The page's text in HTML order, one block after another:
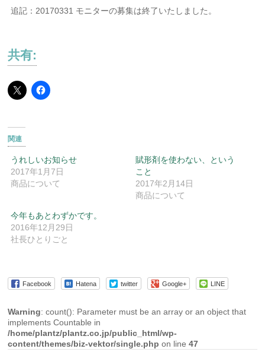
追記：20170331 モニターの募集は終了いたしました。
共有:
関連
うれしいお知らせ
2017年1月7日
商品について
賦形剤を使わない、という
こと
2017年2月14日
商品について
今年もあとわずかです。
2016年12月29日
社長ひとりごと
Facebook Hatena twitter Google+ LINE
Warning: count(): Parameter must be an array or an object that
implements Countable in
/home/plantz/plantz.co.jp/public_html/wp-
content/themes/biz-vektor/single.php on line47